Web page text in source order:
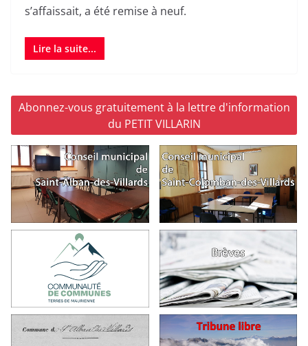
s’affaissait, a été remise à neuf.
Lire la suite...
Abonnez-vous gratuitement à la lettre d'information
du PETIT VILLARIN